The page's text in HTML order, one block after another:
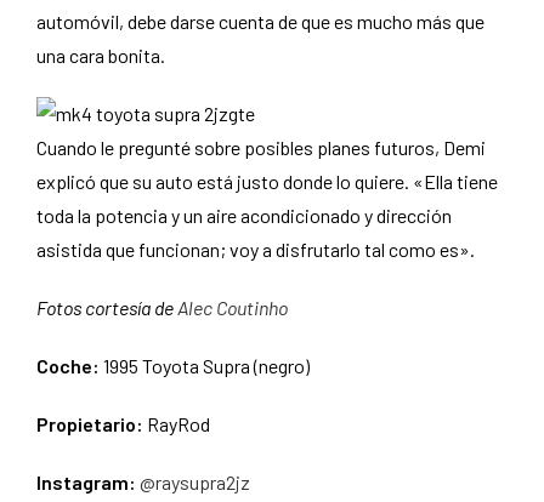
automóvil, debe darse cuenta de que es mucho más que
una cara bonita.
Cuando le pregunté sobre posibles planes futuros, Demi
explicó que su auto está justo donde lo quiere. «Ella tiene
toda la potencia y un aire acondicionado y dirección
asistida que funcionan; voy a disfrutarlo tal como es».
Fotos cortesía deAlec Coutinho
Coche: 1995 Toyota Supra (negro)
Propietario: RayRod
Instagram: @raysupra2jz